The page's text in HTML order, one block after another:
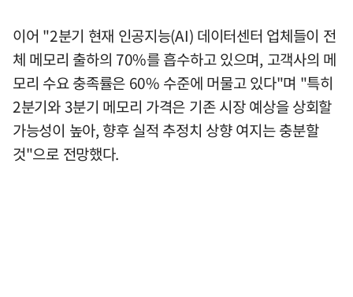
이어 "2분기 현재 인공지능(AI) 데이터센터 업체들이 전
체 메모리 출하의 70%를 흡수하고 있으며, 고객사의 메
모리 수요 충족률은 60% 수준에 머물고 있다"며 "특히
2분기와 3분기 메모리 가격은 기존 시장 예상을 상회할
가능성이 높아, 향후 실적 추정치 상향 여지는 충분할
것"으로 전망했다.